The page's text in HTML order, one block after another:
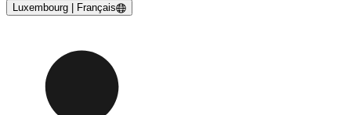
Luxembourg | Français